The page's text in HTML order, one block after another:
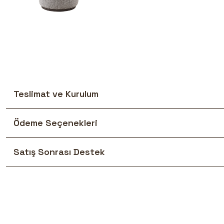
Teslimat ve Kurulum
Ödeme Seçenekleri
Satış Sonrası Destek